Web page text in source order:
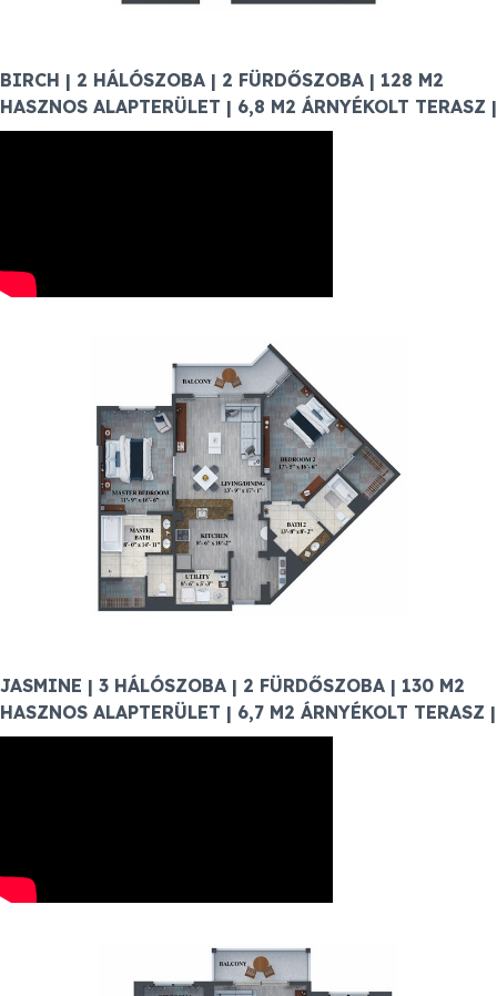
BIRCH | 2 HÁLÓSZOBA | 2 FÜRDŐSZOBA | 128 M2
HASZNOS ALAPTERÜLET | 6,8 M2 ÁRNYÉKOLT TERASZ |
JASMINE | 3 HÁLÓSZOBA | 2 FÜRDŐSZOBA | 130 M2
HASZNOS ALAPTERÜLET | 6,7 M2 ÁRNYÉKOLT TERASZ |